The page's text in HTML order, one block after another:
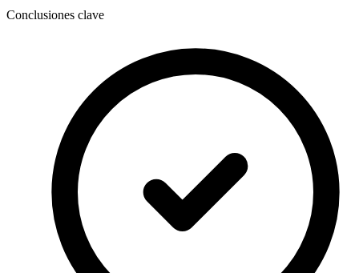
Conclusiones clave